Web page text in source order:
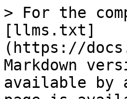
> For the
[llms.txt]
(https://
Markdown
available by